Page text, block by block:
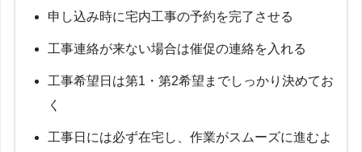
申し込み時に宅内工事の予約を完了させる
工事連絡が来ない場合は催促の連絡を入れる
工事希望日は第1・第2希望までしっかり決めてお
く
工事日には必ず在宅し、作業がスムーズに進むよ